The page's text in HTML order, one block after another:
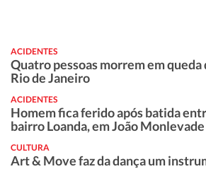
ACIDENTES
Quatro pessoas morrem em
Rio de Janeiro
ACIDENTES
Homem fica ferido após batida
bairro Loanda, em João Monlevade
CULTURA
Art & Move faz da dança um